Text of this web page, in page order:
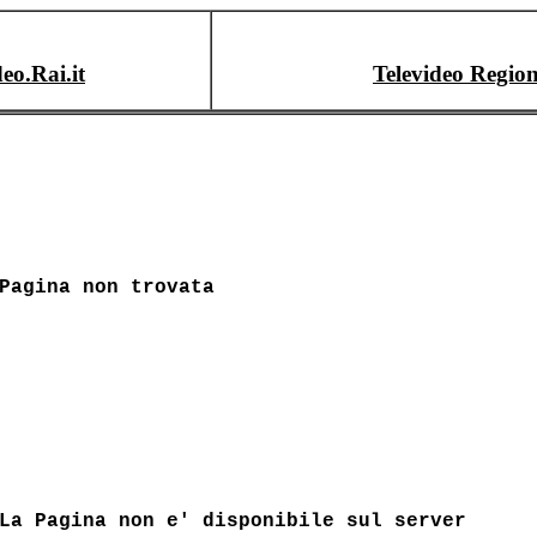
Televideo
Pagina non trovata
La Pagina non e' disponibile sul server